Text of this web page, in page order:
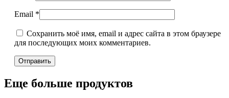
Email *
Сохранить моё имя, email и адрес сайта в этом браузере
для последующих моих комментариев.
Еще больше продуктов